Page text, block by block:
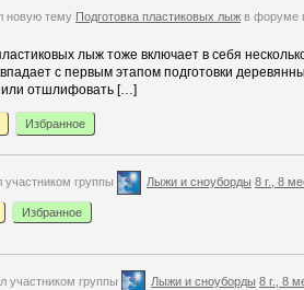
новую тему Подготовка пластиковых лыж в форуме
лыж тоже включает в себя
с первым этапом подготовки
или отшлифовать […]
Избранное
участником группы Лыжи и сноуборды 8 г., 8
Избранное
участником группы Лыжи и сноуборды 8 г., 8